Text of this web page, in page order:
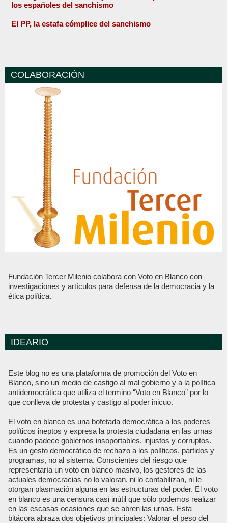
los españoles del sanchismo
El PP, la estafa cómplice del sanchismo
COLABORACIÓN
Fundación Tercer Milenio colabora con Voto en Blanco con
investigaciones y artículos para defensa de la democracia y la
ética política.
IDEARIO
Este blog no es una plataforma de promoción del Voto en
Blanco, sino un medio de castigo al mal gobierno y a la política
antidemocrática que utiliza el termino “Voto en Blanco” por lo
que conlleva de protesta y castigo al poder inicuo.
El voto en blanco es una bofetada democrática a los poderes
políticos ineptos y expresa la protesta ciudadana en las urnas
cuando padece gobiernos insoportables, injustos y corruptos.
Es un gesto democrático de rechazo a los políticos, partidos y
programas, no al sistema. Conscientes del riesgo que
representaría un voto en blanco masivo, los gestores de las
actuales democracias no lo valoran, ni lo contabilizan, ni le
otorgan plasmación alguna en las estructuras del poder. El voto
en blanco es una censura casi inútil que sólo podemos realizar
en las escasas ocasiones que se abren las urnas. Esta
bitácora abraza dos objetivos principales: Valorar el peso del